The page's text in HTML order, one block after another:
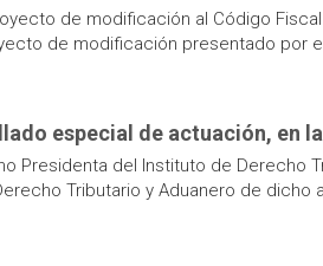
de modificación al Código
de modificación presentado por
especial de actuación, en
Presidenta del Instituto de Derecho
Tributario y Aduanero de dicho